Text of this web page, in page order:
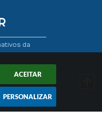
ACEITAR
PERSONALIZAR
da